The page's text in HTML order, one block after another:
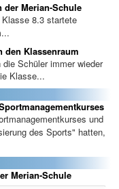
der Merian-Schule
8.3 startete
den Klassenraum
Schüler immer wieder
Klasse...
und
des Sports" hatten,
Merian-Schule